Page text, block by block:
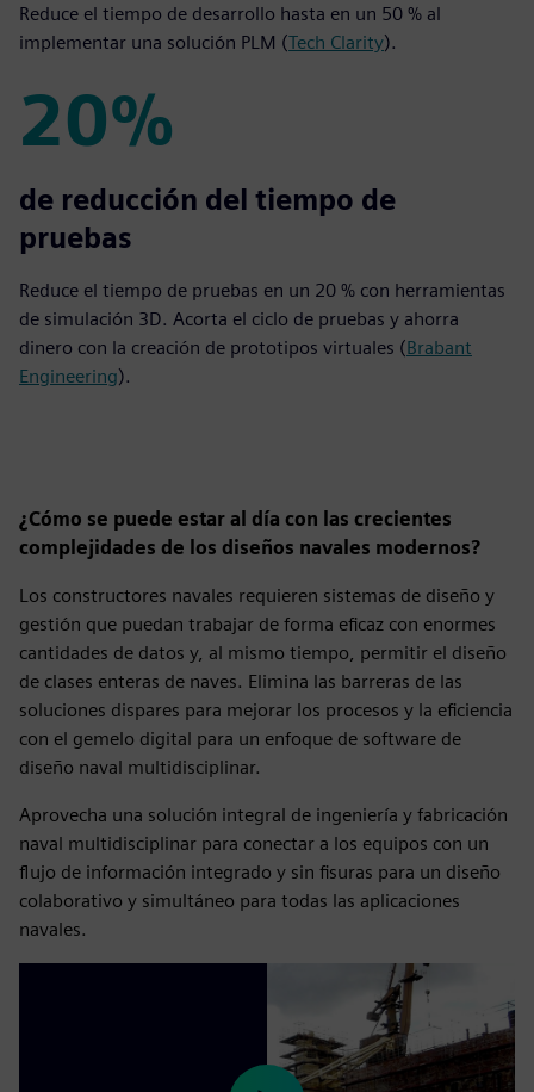
Reduce el tiempo de desarrollo hasta en un 50 % al
implementar una solución PLM (Tech Clarity).
20%
20%
de reducción del tiempo de
pruebas
Reduce el tiempo de pruebas en un 20 % con herramientas
de simulación 3D. Acorta el ciclo de pruebas y ahorra
dinero con la creación de prototipos virtuales (Brabant
Engineering).
¿Cómo se puede estar al día con las crecientes
complejidades de los diseños navales modernos?
Los constructores navales requieren sistemas de diseño y
gestión que puedan trabajar de forma eficaz con enormes
cantidades de datos y, al mismo tiempo, permitir el diseño
de clases enteras de naves. Elimina las barreras de las
soluciones dispares para mejorar los procesos y la eficiencia
con el gemelo digital para un enfoque de software de
diseño naval multidisciplinar.
Aprovecha una solución integral de ingeniería y fabricación
naval multidisciplinar para conectar a los equipos con un
flujo de información integrado y sin fisuras para un diseño
colaborativo y simultáneo para todas las aplicaciones
navales.